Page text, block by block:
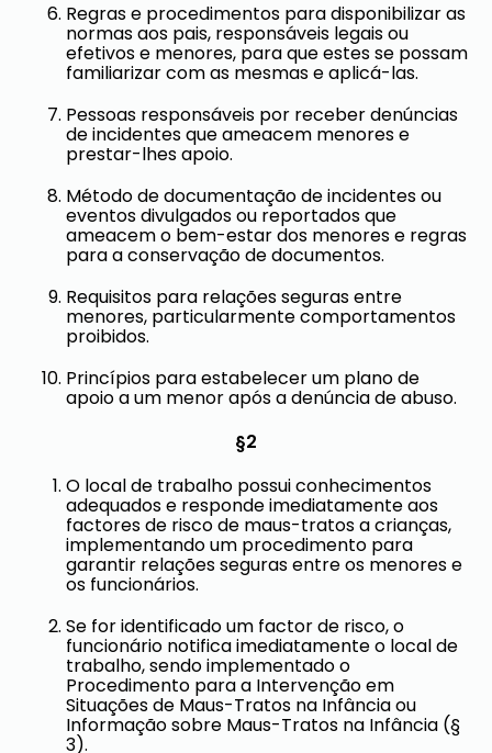
Regras e procedimentos para disponibilizar as
normas aos pais, responsáveis ​​legais ou
efetivos e menores, para que estes se possam
familiarizar com as mesmas e aplicá-las.
Pessoas responsáveis ​​por receber denúncias
de incidentes que ameacem menores e
prestar-lhes apoio.
Método de documentação de incidentes ou
eventos divulgados ou reportados que
ameacem o bem-estar dos menores e regras
para a conservação de documentos.
Requisitos para relações seguras entre
menores, particularmente comportamentos
proibidos.
Princípios para estabelecer um plano de
apoio a um menor após a denúncia de abuso.
§2
O local de trabalho possui conhecimentos
adequados e responde imediatamente aos
factores de risco de maus-tratos a crianças,
implementando um procedimento para
garantir relações seguras entre os menores e
os funcionários.
Se for identificado um factor de risco, o
funcionário notifica imediatamente o local de
trabalho, sendo implementado o
Procedimento para a Intervenção em
Situações de Maus-Tratos na Infância ou
Informação sobre Maus-Tratos na Infância (§
3).